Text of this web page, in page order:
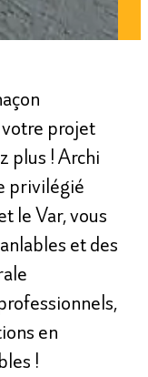
projet
plus !Archi
privilégié
le Var, vous
et des
en
!